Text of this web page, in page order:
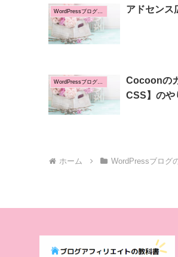
WordPressブログの設定方法 アドセンス
WordPressブログの設定方法
Cocoonの
CSS】のや
ホーム WordPressブログ